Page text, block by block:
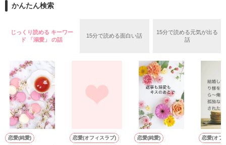
2026.6.5～2026.7.25
＊以前、公開していた話の改稿版です＊
作品を読む
めた、同期で恋人の石垣守（26）がいるのだが、後輩の姫原由
いた。
守と由羅から『便利屋雛子』と馬鹿にされ、一人こっそり泣い
た上、同居まで提案してきて──？
鷹哉『宜しくな、俺の雛子』🦅
雛子『俺の……ひぃ、雛子？！！！』🐥
シゴデキで冷徹な上司が見せる素顔は、なぜか想像以上に甘く
て……🐥💓🦅
かんたん検索
じっくり読める キーワー
ド 「溺愛」 の話
15分で読める面白い話
15分で読める元気が出る
話
恋愛(純愛) 恋愛(オフィスラブ) 恋愛(純愛) 恋愛(オフ